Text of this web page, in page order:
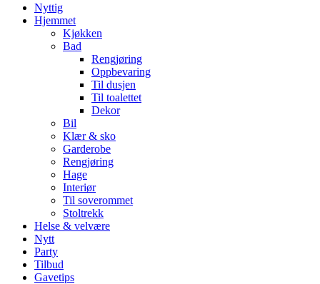
Nyttig
Hjemmet
Kjøkken
Bad
Rengjøring
Oppbevaring
Til dusjen
Til toalettet
Dekor
Bil
Klær & sko
Garderobe
Rengjøring
Hage
Interiør
Til soverommet
Stoltrekk
Helse & velvære
Nytt
Party
Tilbud
Gavetips